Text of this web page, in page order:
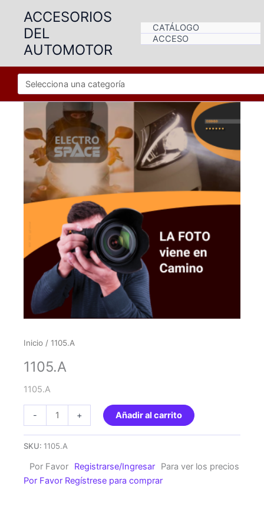
contenido
ACCESORIOS
DEL
AUTOMOTOR
CATÁLOGO
ACCESO
Inicio / 1105.A
1105.A
1105.A
-
cantidad
+ Añadir al carrito
SKU: 1105.A
Por Favor Registrarse/Ingresar
Para ver los precios
Por Favor Regístrese para comprar